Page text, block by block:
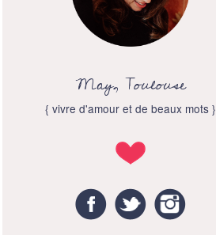
May, Toulouse
{ vivre d'amour et de beaux mots }
FacebookTwitter